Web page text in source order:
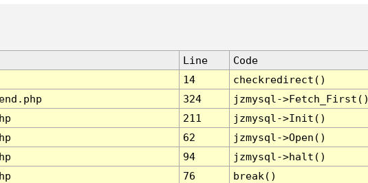
Line
Code
14
checkredirect()
324
jzmysql-
211
jzmysql->Init()
62
jzmysql->Open()
94
jzmysql->halt()
76 break()